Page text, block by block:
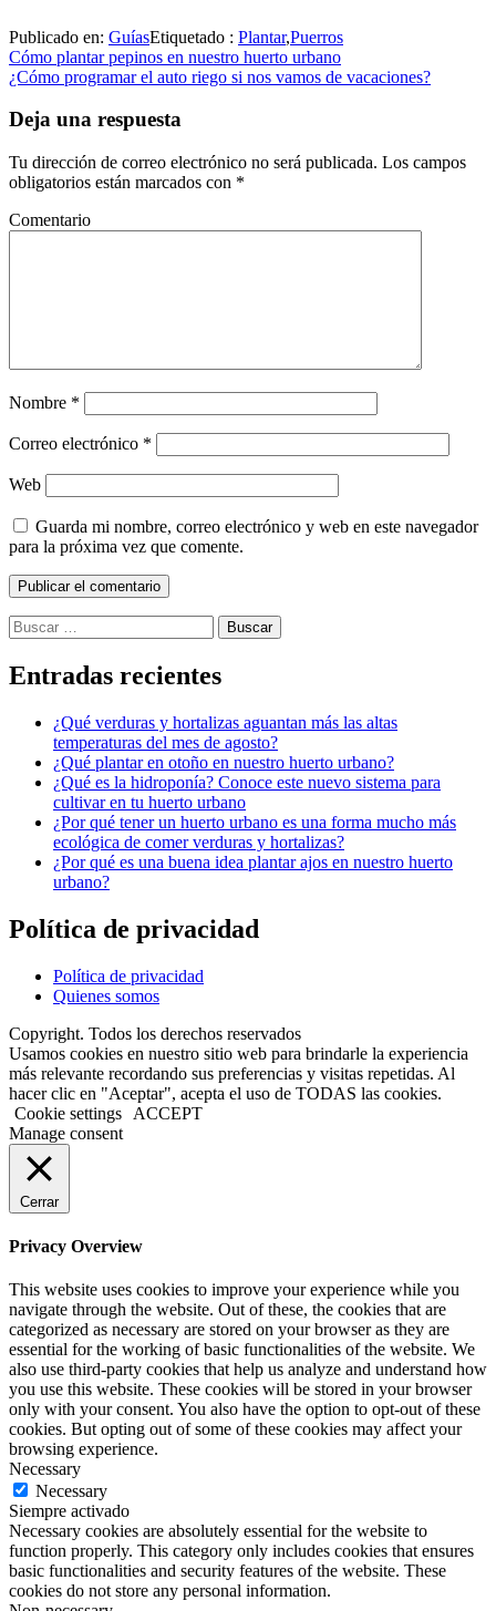
Publicado en: GuíasEtiquetado : Plantar,Puerros
Navegación
de
entradas
Cómo plantar pepinos en nuestro huerto urbano
¿Cómo programar el auto riego si nos vamos de vacaciones?
Deja una respuesta
Tu dirección de correo electrónico no será publicada. Los campos
obligatorios están marcados con *
Comentario
Nombre *
Correo electrónico *
Web
Guarda mi nombre, correo electrónico y web en este navegador
para la próxima vez que comente.
Buscar:
Entradas recientes
¿Qué verduras y hortalizas aguantan más las altas
temperaturas del mes de agosto?
¿Qué plantar en otoño en nuestro huerto urbano?
¿Qué es la hidroponía? Conoce este nuevo sistema para
cultivar en tu huerto urbano
¿Por qué tener un huerto urbano es una forma mucho más
ecológica de comer verduras y hortalizas?
¿Por qué es una buena idea plantar ajos en nuestro huerto
urbano?
Política de privacidad
Política de privacidad
Quienes somos
Copyright. Todos los derechos reservados
Usamos cookies en nuestro sitio web para brindarle la experiencia
más relevante recordando sus preferencias y visitas repetidas. Al
hacer clic en "Aceptar", acepta el uso de TODAS las cookies.
Cookie settings
ACCEPT
Manage consent
Cerrar
Privacy Overview
This website uses cookies to improve your experience while you
navigate through the website. Out of these, the cookies that are
categorized as necessary are stored on your browser as they are
essential for the working of basic functionalities of the website. We
also use third-party cookies that help us analyze and understand how
you use this website. These cookies will be stored in your browser
only with your consent. You also have the option to opt-out of these
cookies. But opting out of some of these cookies may affect your
browsing experience.
Necessary
Necessary
Siempre activado
Necessary cookies are absolutely essential for the website to
function properly. This category only includes cookies that ensures
basic functionalities and security features of the website. These
cookies do not store any personal information.